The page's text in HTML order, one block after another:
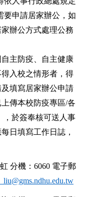
要申請居家辦公，如
辦公方式處理公務
主防疫、自主健康
入校之情形者，得
填寫居家辦公申請
傳本校防疫專區/各
，於簽奉核可送人事
日填寫工作日誌，
分機：6060 電子郵